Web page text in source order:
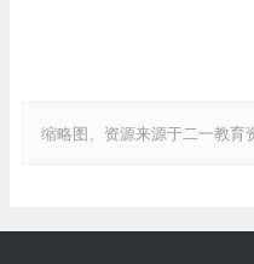
化学参考答案及评分说明
缩略图、资源来源于二一教育